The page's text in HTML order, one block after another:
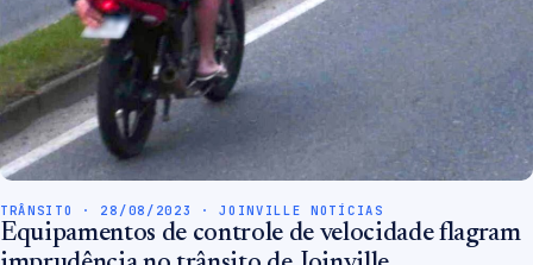
TRÂNSITO · 28/08/2023 · JOINVILLE NOTÍCIAS
Equipamentos de controle de velocidade flagram